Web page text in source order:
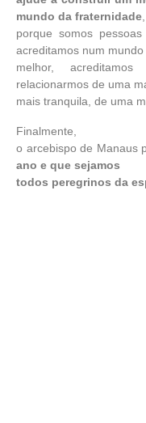
mundo da fraternidade
porque somos
acreditamos num mundo
melhor,
relacionarmos de uma
mais tranquila, de uma
Finalmente,
o arcebispo de Manaus
ano e que sejamos
todos peregrinos da